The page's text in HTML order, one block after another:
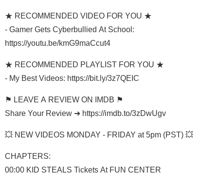
★ RECOMMENDED VIDEO FOR YOU ★
- Gamer Gets Cyberbullied At School:
https://youtu.be/kmG9maCcut4
★ RECOMMENDED PLAYLIST FOR YOU ★
- My Best Videos: https://bit.ly/3z7QEIC
⚑ LEAVE A REVIEW ON IMDB ⚑
Share Your Review ➜ https://imdb.to/3zDwUgv
💥 NEW VIDEOS MONDAY - FRIDAY at 5pm (PST) 💥
CHAPTERS:
00:00 KID STEALS Tickets At FUN CENTER